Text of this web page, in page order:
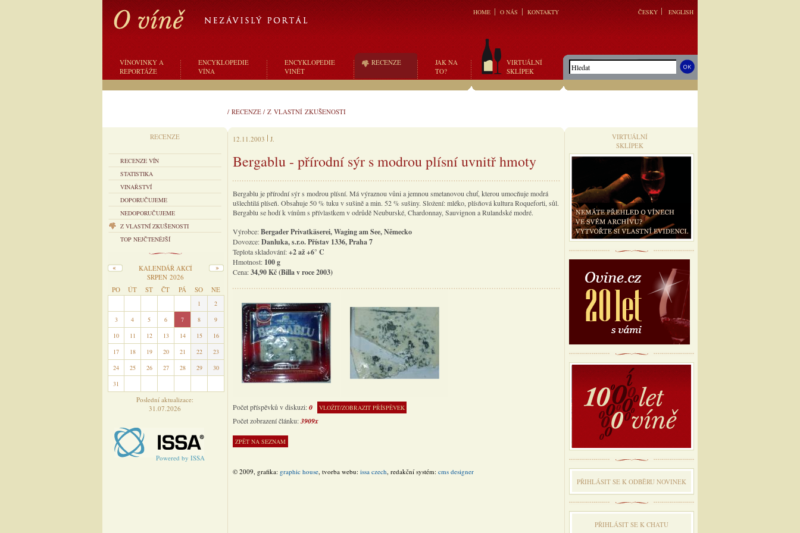
HOME O NÁS KONTAKTY ČESKY ENGLISH
VÍNOVINKY A
REPORTÁŽE
ENCYKLOPEDIE
VÍNA
ENCYKLOPEDIE
VINĚT
RECENZE
JAK NA
TO?
VIRTUÁLNÍ
SKLÍPEK
/ RECENZE / Z VLASTNÍ ZKUŠENOSTI
RECENZE
RECENZE VÍN
STATISTIKA
VINAŘSTVÍ
DOPORUČUJEME
NEDOPORUČUJEME
Z VLASTNÍ ZKUŠENOSTI
TOP NEJČTENĚJŠÍ
KALENDÁŘ AKCÍ
SRPEN 2026
PO
ÚT ST ČT PÁ SO NE
1
2
3
4 5 6 7 8
9
10
11 12 13 14 15
16
17
18 19 20 21 22
23
24
25 26 27 28 29
30
31
Poslední aktualizace:
31.07.2026
Powered by ISSA
12.11.2003 J.
Bergablu - přírodní sýr s modrou plísní uvnitř hmoty
Bergablu je přírodní sýr s modrou plísní. Má výraznou vůni a jemnou smetanovou chuť, kterou umocňuje modrá
ušlechtilá plíseň. Obsahuje 50 % tuku v sušině a min. 52 % sušiny. Složení: mléko, plísňová kultura Roqueforti, sůl.
Bergablu se hodí k vínům s přívlastkem v odrůdě Neuburské, Chardonnay, Sauvignon a Rulandské modré.
Výrobce:Bergader Privatkäserei, Waging am See, Německo
Dovozce:Danluka, s.r.o. Přístav 1336, Praha 7
Teplota skladování:+2 až +6° C
Hmotnost: 100 g
Cena:34,90 Kč (Billa v roce 2003)
Počet příspěvků v diskuzi:0 VLOŽIT/ZOBRAZIT PŘÍSPĚVEK
Počet zobrazení článku:3909x
© 2009, grafika: graphic house, tvorba webu: issa czech, redakční systém: cms designer
VIRTUÁLNÍ
SKLÍPEK
PŘIHLÁSIT SE K ODBĔRU NOVINEK
PŘIHLÁSIT SE K CHATU